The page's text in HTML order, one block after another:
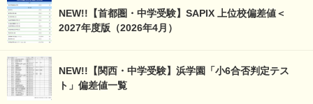
NEW!!【首都圏・中学受験】SAPIX 上位校偏差値＜
2027年度版（2026年4月）
NEW!!【関西・中学受験】浜学園「小6合否判定テス
ト」偏差値一覧